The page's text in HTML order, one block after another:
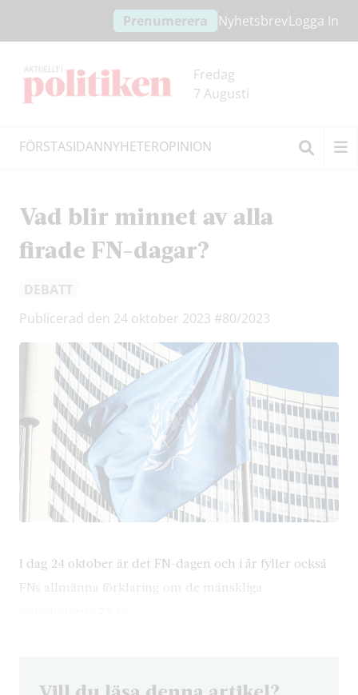
innehållet
headern
Prenumerera NyhetsbrevLogga In
Fredag
7 Augusti
FÖRSTASIDANNYHETEROPINION
Vad blir minnet av alla
firade FN-dagar?
DEBATT
Publicerad den 24 oktober 2023 #80/2023
I dag 24 oktober är det FN-dagen och i år fyller också
FNs allmänna förklaring om de mänskliga
Vill du läsa denna artikel?